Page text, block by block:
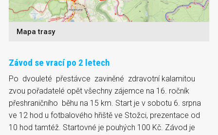
Mapa trasy
Závod se vrací po 2 letech
Po dvouleté přestávce zaviněné zdravotní kalamitou
zvou pořadatelé opět všechny zájemce na 16. ročník
přeshraničního běhu na 15 km. Start je v sobotu 6. srpna
ve 12 hod u fotbalového hřiště ve Stožci, prezentace od
10 hod tamtéž. Startovné je pouhých 100 Kč. Závod je